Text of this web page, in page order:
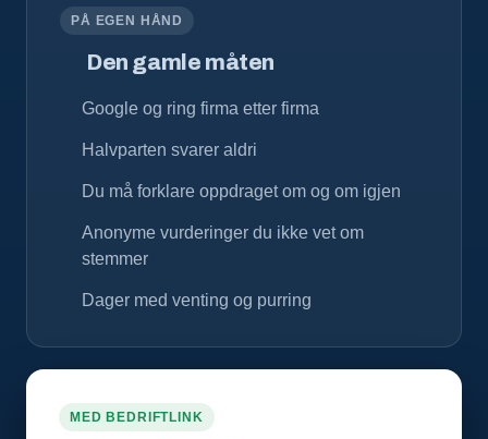
PÅ EGEN HÅND
Den gamle måten
Google og ring firma etter firma
Halvparten svarer aldri
Du må forklare oppdraget om og om igjen
Anonyme vurderinger du ikke vet om
stemmer
Dager med venting og purring
MED BEDRIFTLINK